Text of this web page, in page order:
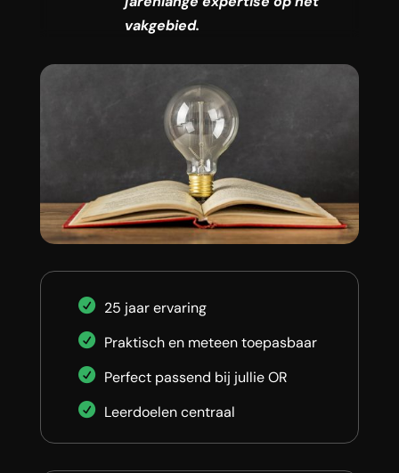
vakgebied.
25 jaar ervaring
Praktisch en meteen toepasbaar
Perfect passend bij jullie OR
Leerdoelen centraal